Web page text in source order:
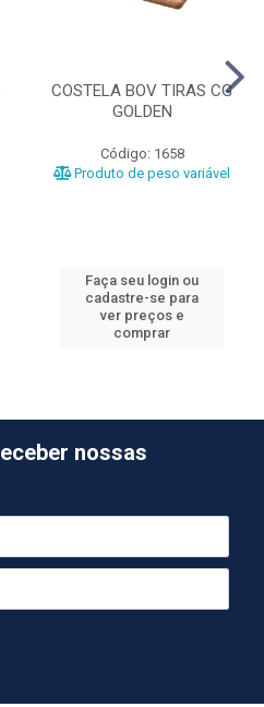
COSTELA BOV TIRAS CG
GOLDEN
Código: 1658
Produto de peso variável
Faça seu login ou
cadastre-se para
ver preços e
comprar
nossas